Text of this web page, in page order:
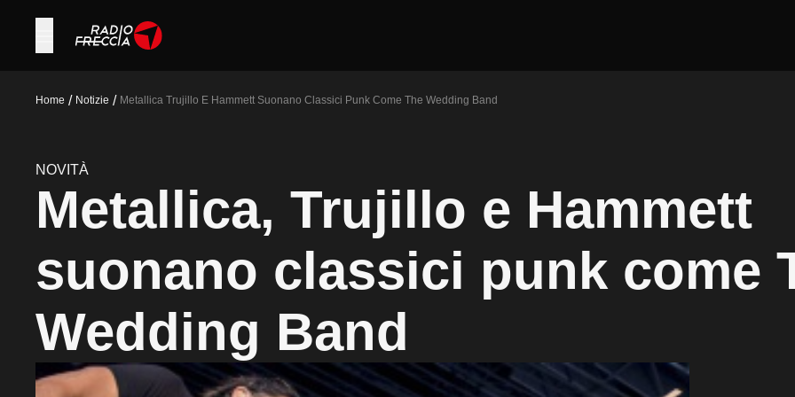
Home / Notizie / Metallica Trujillo E Hammett Suonano Classici Punk Come The Wedding Band
NOVITÀ
Metallica, Trujillo e Hammett
suonano classici punk come
Wedding Band